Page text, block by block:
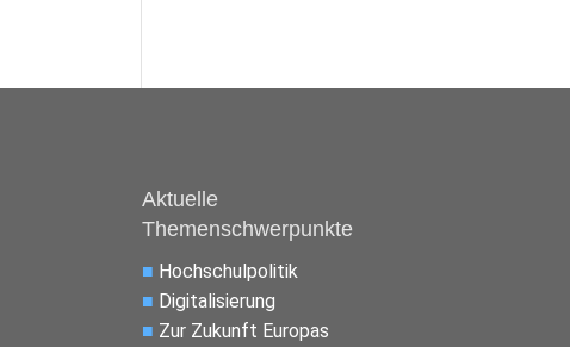
Aktuelle
Themenschwerpunkte
■ Hochschulpolitik
■ Digitalisierung
■ Zur Zukunft Europas